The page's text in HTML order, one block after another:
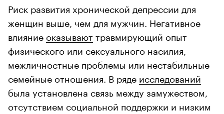
Риск развития хронической депрессии для
женщин выше, чем для мужчин. Негативное
влияние оказываюттравмирующий опыт
физического или сексуального насилия,
межличностные проблемы или нестабильные
семейные отношения. В ряде исследований
была установлена связь между замужеством,
отсутствием социальной поддержки и низким